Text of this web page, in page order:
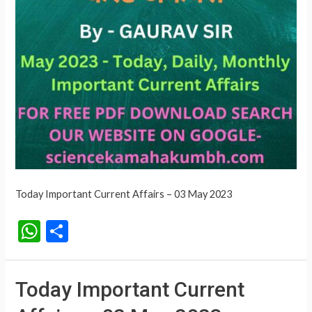
Today Important Current Affairs – 03 May 2023
W
h
at
s
h
ar
e
Today Important Current